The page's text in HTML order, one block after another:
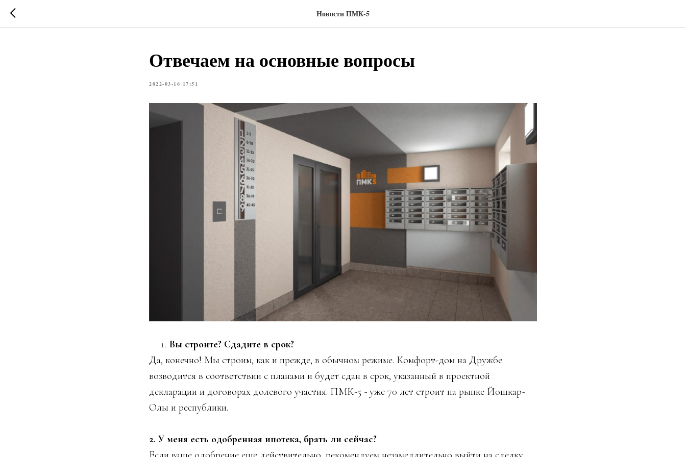
Новости ПМК-5
Отвечаем на основные вопросы
2022-03-16 17:51
Вы строите? Сдадите в срок?
Да, конечно! Мы строим, как и прежде, в обычном режиме. Комфорт-дом на Дружбе
возводится в соответствии с планами и будет сдан в срок, указанный в проектной
декларации и договорах долевого участия. ПМК-5 - уже 70 лет строит на рынке Йошкар-
Олы и республики.
2. У меня есть одобренная ипотека, брать ли сейчас?